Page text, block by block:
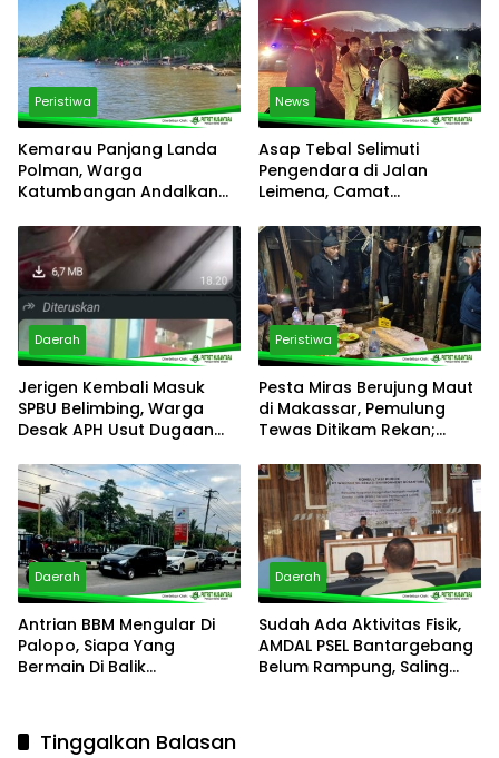
Peristiwa
Kemarau Panjang Landa
Polman, Warga
Katumbangan Andalkan
Konsumsi
News
Asap Tebal Selimuti
Pengendara di Jalan
Leimena, Camat
Respons Aduan Warga
Daerah
Jerigen Kembali Masuk
SPBU Belimbing, Warga
Desak APH Usut Dugaan
Peristiwa
Pesta Miras Berujung Maut
di Makassar, Pemulung
Tewas Ditikam Rekan;
Pelaku
Daerah
Antrian BBM Mengular Di
Palopo, Siapa Yang
Bermain Di Balik
Daerah
Sudah Ada Aktivitas Fisik,
AMDAL PSEL Bantargebang
Belum Rampung, Saling
Tinggalkan Balasan